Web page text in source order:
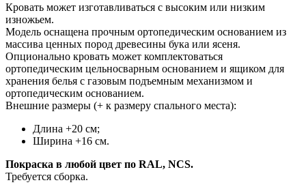
Кровать может изготавливаться с высоким или низким
изножьем.
Модель оснащена прочным ортопедическим основанием из
массива ценных пород древесины бука или ясеня.
Опционально кровать может комплектоваться
ортопедическим цельносварным основанием и ящиком для
хранения белья с газовым подъемным механизмом и
ортопедическим основанием.
Внешние размеры (+ к размеру спального места):
Длина +20 см;
Ширина +16 см.
Покраска в любой цвет по RAL, NCS.
Требуется сборка.